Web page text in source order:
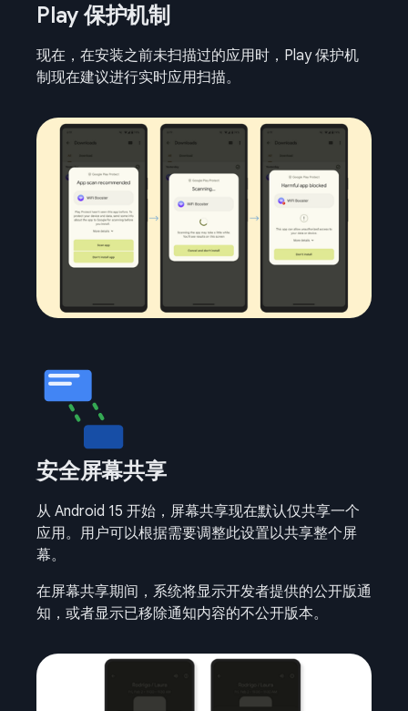
Play 保护机制
现在，在安装之前未扫描过的应用时，Play 保护机
制现在建议进行实时应用扫描。
安全屏幕共享
从 Android 15 开始，屏幕共享现在默认仅共享一个
应用。用户可以根据需要调整此设置以共享整个屏
幕。
在屏幕共享期间，系统将显示开发者提供的公开版通
知，或者显示已移除通知内容的不公开版本。